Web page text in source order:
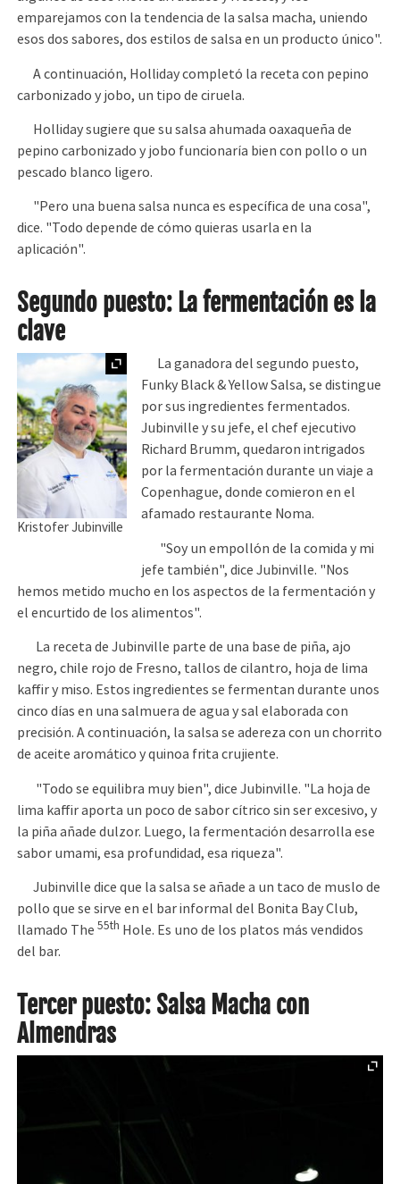
emparejamos con la tendencia de la salsa macha, uniendo
esos dos sabores, dos estilos de salsa en un producto único".
A continuación, Holliday completó la receta con pepino
carbonizado y jobo, un tipo de ciruela.
Holliday sugiere que su salsa ahumada oaxaqueña de
pepino carbonizado y jobo funcionaría bien con pollo o un
pescado blanco ligero.
"Pero una buena salsa nunca es específica de una cosa",
dice. "Todo depende de cómo quieras usarla en la
aplicación".
Segundo puesto: La fermentación es la
clave
Ampliar
Kristofer Jubinville
La ganadora del segundo puesto,
Funky Black & Yellow Salsa, se distingue
por sus ingredientes fermentados.
Jubinville y su jefe, el chef ejecutivo
Richard Brumm, quedaron intrigados
por la fermentación durante un viaje a
Copenhague, donde comieron en el
afamado restaurante Noma.
"Soy un empollón de la comida y mi
jefe también", dice Jubinville. "Nos
hemos metido mucho en los aspectos de la fermentación y
el encurtido de los alimentos".
La receta de Jubinville parte de una base de piña, ajo
negro, chile rojo de Fresno, tallos de cilantro, hoja de lima
kaffir y miso. Estos ingredientes se fermentan durante unos
cinco días en una salmuera de agua y sal elaborada con
precisión. A continuación, la salsa se adereza con un chorrito
de aceite aromático y quinoa frita crujiente.
"Todo se equilibra muy bien", dice Jubinville. "La hoja de
lima kaffir aporta un poco de sabor cítrico sin ser excesivo, y
la piña añade dulzor. Luego, la fermentación desarrolla ese
sabor umami, esa profundidad, esa riqueza".
Jubinville dice que la salsa se añade a un taco de muslo de
pollo que se sirve en el bar informal del Bonita Bay Club,
llamado The55th Hole. Es uno de los platos más vendidos
del bar.
Tercer puesto: Salsa Macha con
Almendras